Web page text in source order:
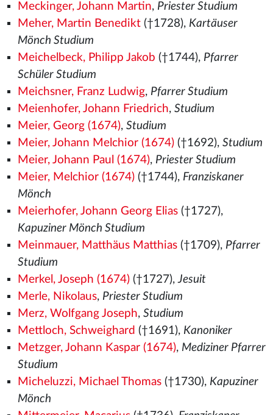
Meckinger, Johann Martin, Priester Studium
Meher, Martin Benedikt(†1728), Kartäuser
Mönch Studium
Meichelbeck, Philipp Jakob (†1744), Pfarrer
Schüler Studium
Meichsner, Franz Ludwig, Pfarrer Studium
Meienhofer, Johann Friedrich, Studium
Meier, Georg (1674), Studium
Meier, Johann Melchior (1674)(†1692), Studium
Meier, Johann Paul (1674), Priester Studium
Meier, Melchior (1674)(†1744), Franziskaner
Mönch
Meierhofer, Johann Georg Elias(†1727),
Kapuziner Mönch Studium
Meinmauer, Matthäus Matthias(†1709), Pfarrer
Studium
Merkel, Joseph (1674)(†1727),Jesuit
Merle, Nikolaus, Priester Studium
Merz, Wolfgang Joseph, Studium
Mettloch, Schweighard (†1691), Kanoniker
Metzger, Johann Kaspar (1674), Mediziner Pfarrer
Studium
Micheluzzi, Michael Thomas(†1730), Kapuziner
Mönch